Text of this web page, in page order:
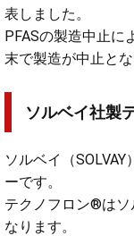
表しました。
PFASの製造中止に
末で製造が中止とな
ソルベイ社製
ソルベイ（
ーです。
テクノフロン®はソ
なります。